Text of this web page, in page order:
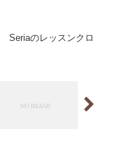
Seriaのレッスンクロ